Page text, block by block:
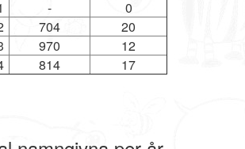
-
0
704
20
970
12
814 17